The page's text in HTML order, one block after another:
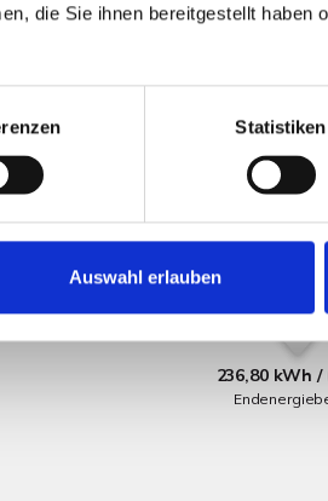
die Sie ihnen bereitgestellt haben
Statistiken
Auswahl erlauben
nicht entgehen.
236,80 kWh /